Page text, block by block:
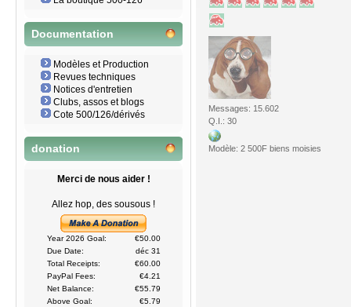
Documentation
Modèles et Production
Revues techniques
Notices d'entretien
Clubs, assos et blogs
Cote 500/126/dérivés
donation
Merci de nous aider !
Allez hop, des sousous !
Year 2026 Goal:
€50.00
Due Date:
déc 31
Total Receipts:
€60.00
PayPal Fees:
€4.21
Net Balance:
€55.79
Above Goal:
€5.79
Messages: 15.602
Q.I.: 30
Modèle: 2 500F biens moisies